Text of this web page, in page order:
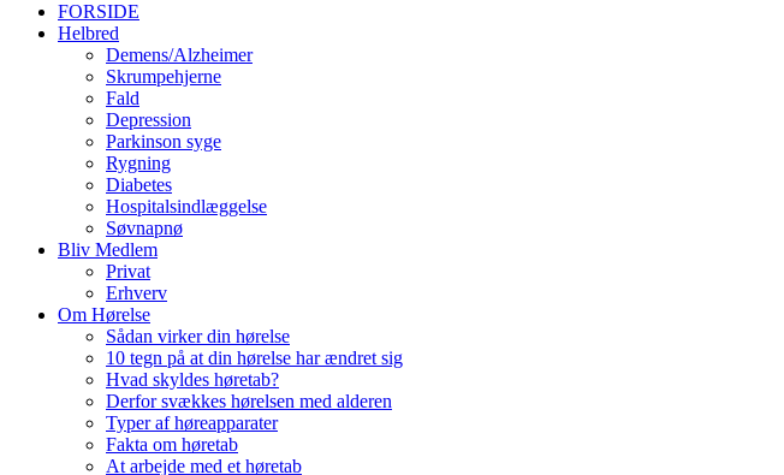
FORSIDE
Helbred
Demens/Alzheimer
Skrumpehjerne
Fald
Depression
Parkinson syge
Rygning
Diabetes
Hospitalsindlæggelse
Søvnapnø
Bliv Medlem
Privat
Erhverv
Om Hørelse
Sådan virker din hørelse
10 tegn på at din hørelse har ændret sig
Hvad skyldes høretab?
Derfor svækkes hørelsen med alderen
Typer af høreapparater
Fakta om høretab
At arbejde med et høretab